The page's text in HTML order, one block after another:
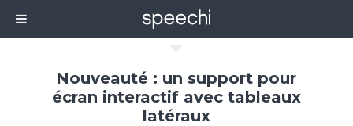
Nouveauté : un support pour
écran interactif avec tableaux
latéraux